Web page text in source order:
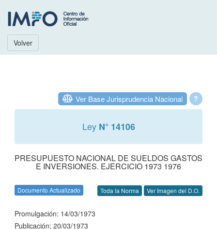
Volver
?
Ver Base Jurisprudencia Nacional
Ley N° 14106
PRESUPUESTO NACIONAL DE SUELDOS GASTOS
E INVERSIONES. EJERCICIO 1973 1976
Documento Actualizado Toda la Norma Ver Imagen del D.O.
Promulgación: 14/03/1973
Publicación: 20/03/1973